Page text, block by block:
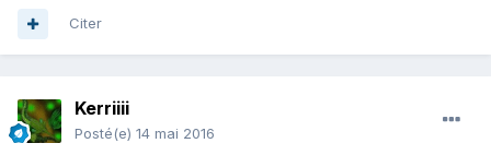
Citer
Kerriiii
Posté(e) 14 mai 2016